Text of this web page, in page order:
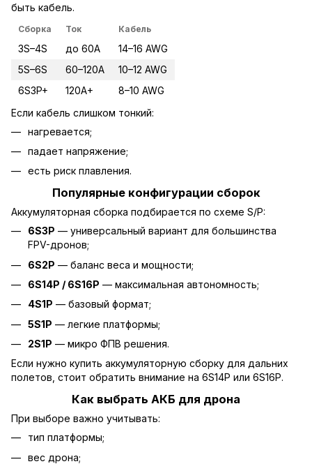
быть кабель.
Сборка Ток Кабель
3S–4S до 60A
14–16 AWG
5S–6S
60–120A
10–12 AWG
6S3P+
120A+
8–10 AWG
Если кабель слишком тонкий:
нагревается;
падает напряжение;
есть риск плавления.
Популярные конфигурации сборок
Аккумуляторная сборка подбирается по схеме S/P:
6S3P — универсальный вариант для большинства
FPV-дронов;
6S2P — баланс веса и мощности;
6S14P / 6S16P — максимальная автономность;
4S1P — базовый формат;
5S1P — легкие платформы;
2S1P — микро ФПВ решения.
Если нужно купить аккумуляторную сборку для дальних
полетов, стоит обратить внимание на 6S14P или 6S16P.
Как выбрать АКБ для дрона
При выборе важно учитывать:
тип платформы;
вес дрона;